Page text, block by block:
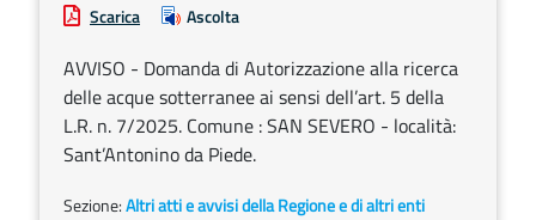
Scarica Ascolta
AVVISO - Domanda di Autorizzazione alla ricerca
delle acque sotterranee ai sensi dell’art. 5 della
L.R. n. 7/2025. Comune : SAN SEVERO - località:
Sant’Antonino da Piede.
Sezione:Altri atti e avvisi della Regione e di altri enti